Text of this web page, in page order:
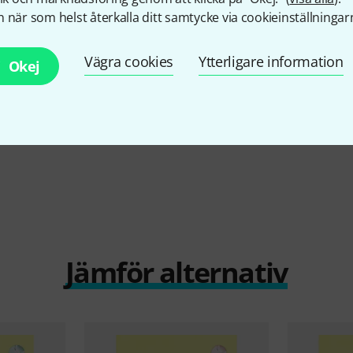
när som helst återkalla ditt samtycke via
Okej Vägra cookies Ytterligare information
18
De Haske Essential Elements
259 kr
SchottDie
266 kr
Jämför alternativ